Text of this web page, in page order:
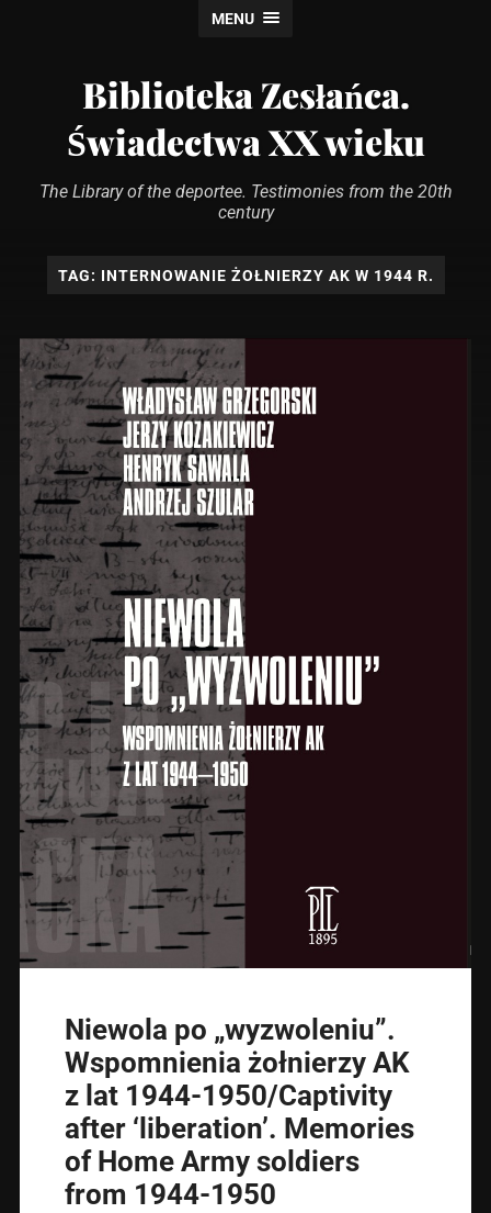
MENU
Biblioteka Zesłańca.
Świadectwa XX wieku
The Library of the deportee. Testimonies from the 20th
century
TAG: INTERNOWANIE ŻOŁNIERZY AK W 1944 R.
Niewola po „wyzwoleniu”.
Wspomnienia żołnierzy AK
z lat 1944-1950/Captivity
after ‘liberation’. Memories
of Home Army soldiers
from 1944-1950